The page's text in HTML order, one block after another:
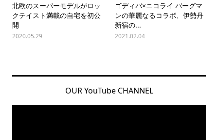
北欧のスーパーモデルがロッ
クテイスト満載の自宅を初公
開
2020.05.29
ゴディバ×ニコライ バーグマ
ンの華麗なるコラボ、伊勢丹
新宿の...
2021.02.04
OUR YouTube CHANNEL